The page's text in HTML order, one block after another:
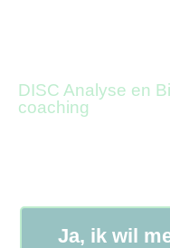
DISC Analyse en
coaching
Ja, ik wil